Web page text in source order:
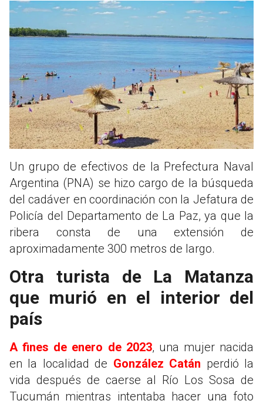
Un grupo de efectivos de la Prefectura Naval
Argentina (PNA) se hizo cargo de la búsqueda
del cadáver en coordinación con la Jefatura de
Policía del Departamento de La Paz, ya que la
ribera consta de una extensión de
aproximadamente 300 metros de largo.
Otra turista de La Matanza
que murió en el interior del
país
A fines de enero de 2023, una mujer nacida
en la localidad de González Catán perdió la
vida después de caerse al Río Los Sosa de
Tucumán mientras intentaba hacer una foto